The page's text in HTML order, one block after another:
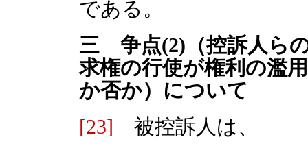
である。
三 争点(2)（控訴人ら
求権の行使が権利の濫
か否か）について
[23] 被控訴人は、